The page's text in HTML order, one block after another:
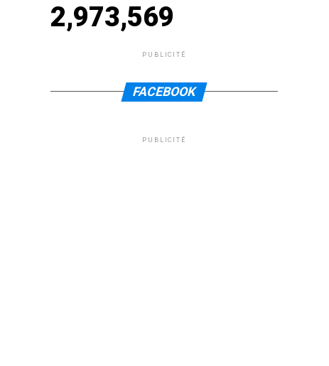
2,973,569
PUBLICITÉ
FACEBOOK
PUBLICITÉ